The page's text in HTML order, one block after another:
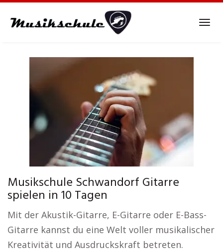
Musikschule Schwandorf Gitarre
spielen in 10 Tagen
Mit der Akustik-Gitarre, E-Gitarre oder E-Bass-
Gitarre kannst du eine Welt voller musikalischer
Kreativität und Ausdruckskraft betreten.